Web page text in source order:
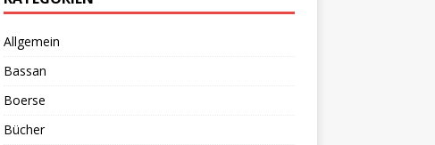
Allgemein
Bassan
Boerse
Bücher